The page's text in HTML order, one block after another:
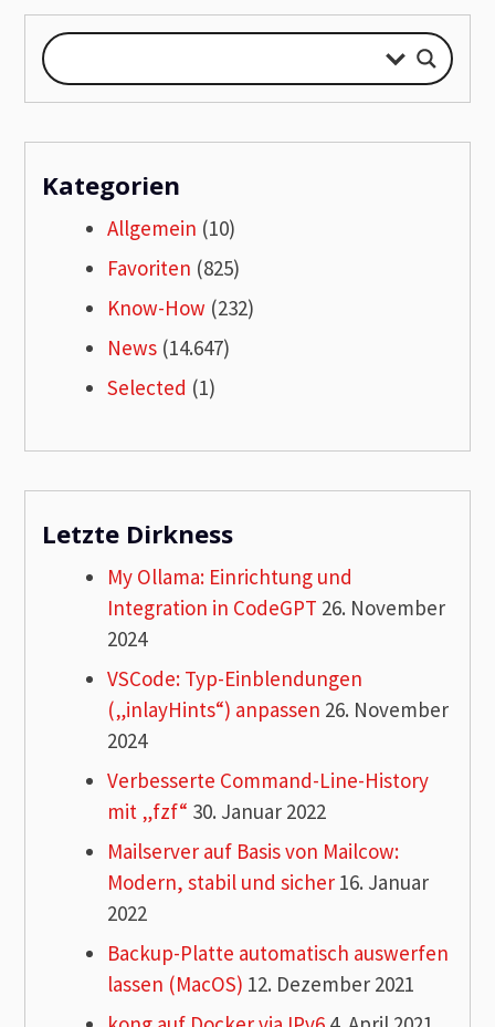
Kategorien
Allgemein (10)
Favoriten (825)
Know-How (232)
News (14.647)
Selected (1)
Letzte Dirkness
My Ollama: Einrichtung und
Integration in CodeGPT 26. November
2024
VSCode: Typ-Einblendungen
(„inlayHints“) anpassen 26. November
2024
Verbesserte Command-Line-History
mit „fzf“ 30. Januar 2022
Mailserver auf Basis von Mailcow:
Modern, stabil und sicher 16. Januar
2022
Backup-Platte automatisch auswerfen
lassen (MacOS) 12. Dezember 2021